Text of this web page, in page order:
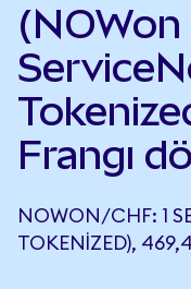
Frangı
NOWON/CHF: 1
TOKENIZED),